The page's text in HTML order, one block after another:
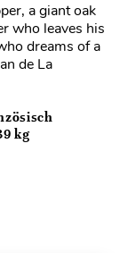
a giant oak
who leaves his
dreams of a
de La
kg